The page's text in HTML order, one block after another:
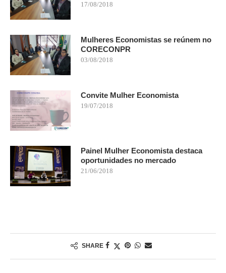
17/08/2018
Mulheres Economistas se reúnem no
CORECONPR
03/08/2018
Convite Mulher Economista
19/07/2018
Painel Mulher Economista destaca
oportunidades no mercado
21/06/2018
SHARE